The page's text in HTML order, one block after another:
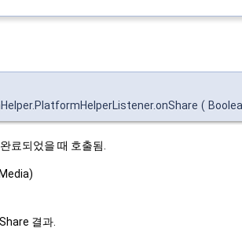
(
료되었을 때 호출됨.
Share 결과.